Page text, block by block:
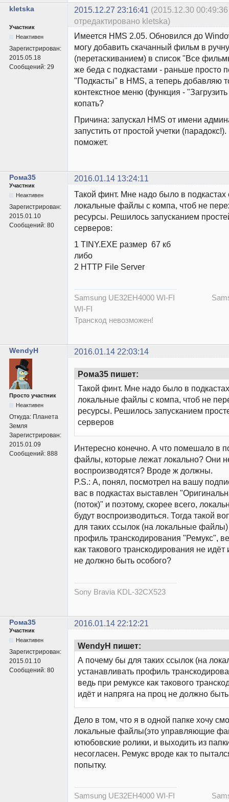
kletska 2015.12.27 23:16:41 (2015.12.30 00:49:36
отредактировано kletska)
Участник
Неактивен
Зарегистрирован:
2015.05.18
Сообщений: 29
Имеется HMS 2.05. Обновился до
могу добавить скачанный фильм в
(перетаскиванием) в список "Все
же беда с подкастами - раньше просто
"Подкасты" в HMS, а теперь добавляю
контекстное меню (функция -
копать?
Причина: запускал HMS от имени
запустить от простой учетки
поможет.
Рома35 2016.01.14 13:24:11
Участник
Неактивен
Зарегистрирован:
2015.01.10
Сообщений: 80
Такой финт. Мне надо было в подкастах
локальные файлы с компа, чтоб не
ресурсы. Решилось запусканием
серверов:
1 TINY.EXE размер 67 кб
либо
2 HTTP File Server
Samsung UE32EH4000 WI-FI
WI-FI
Транскод невозможен!
WendyH 2016.01.14 22:03:14
Просто участник
Неактивен
Откуда: Планета
Земля
Зарегистрирован:
2015.01.09
Сообщений: 888
Рома35 пишет:
Такой финт. Мне надо было в
локальные файлы с компа, чтоб не
ресурсы. Решилось запусканием
серверов
Интересно конечно. А что помешало в
файлы, которые лежат локально? Они
воспроизводятся? Вроде ж должны.
P.S.: А, понял, посмотрел на вашу
вас в подкастах выставлен
(поток)" и поэтому, скорее всего,
будут воспроизводиться. Тогда такой
для таких ссылок (на локальные файлы)
профиль транскодирования "Ремукс",
как такового транскодирования не
не должно быть особого?
Sony Bravia KDL-32CX523
Рома35 2016.01.14 22:12:21
Участник
Неактивен
Зарегистрирован:
2015.01.10
Сообщений: 80
WendyH пишет:
А почему бы для таких ссылок (на
устанавливать профиль
ведь при ремуксе как такового
идёт и напряга на проц не должно
Дело в том, что я в одной папке хочу
локальные файлы(это управляющие
ютюбовские ролики, и выходить из
несогласен. Ремукс вроде как то
попытку.
Samsung UE32EH4000 WI-FI